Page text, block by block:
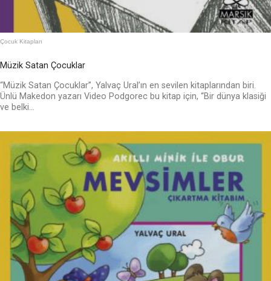
Çocuk Kitapları
Müzik Satan Çocuklar
“Müzik Satan Çocuklar”, Yalvaç Ural’ın en sevilen kitaplarından biri.
Ünlü Makedon yazarı Video Podgorec bu kitap için, “Bir dünya klasiği
ve belki...